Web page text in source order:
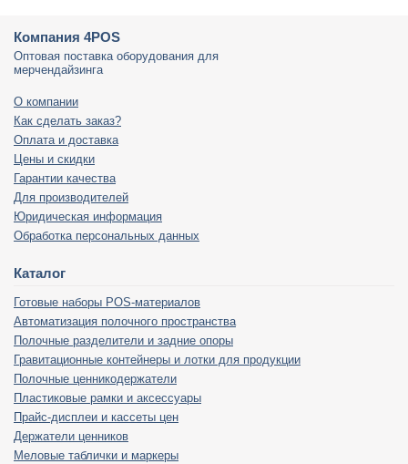
Компания 4POS
Оптовая поставка оборудования для
мерчендайзинга
О компании
Как сделать заказ?
Оплата и доставка
Цены и скидки
Гарантии качества
Для производителей
Юридическая информация
Обработка персональных данных
Каталог
Готовые наборы POS-материалов
Автоматизация полочного пространства
Полочные разделители и задние опоры
Гравитационные контейнеры и лотки для продукции
Полочные ценникодержатели
Пластиковые рамки и аксессуары
Прайс-дисплеи и кассеты цен
Держатели ценников
Меловые таблички и маркеры